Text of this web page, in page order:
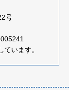
号
います。